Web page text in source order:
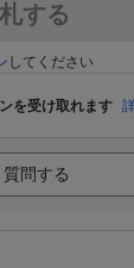
する
してください
を受け取れます
質問する